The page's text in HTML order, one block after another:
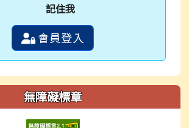
記住我
會員登入
無障礙標章